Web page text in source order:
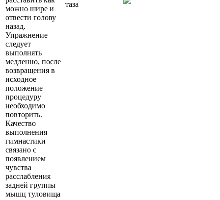
можно шире и
отвести голову
назад.
Упражнение
следует
выполнять
медленно, после
возвращения в
исходное
положение
процедуру
необходимо
повторить.
Качество
выполнения
гимнастики
связано с
появлением
чувства
расслабления
задней группы
мышц туловища
таза